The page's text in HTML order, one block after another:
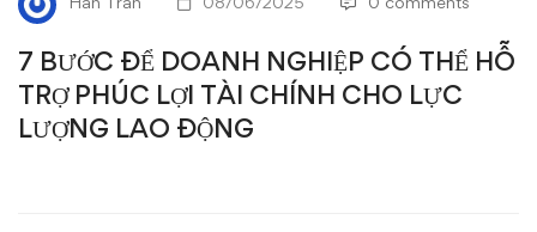
ĐỂ
DOANH
NGHIỆP
7 BƯỚC ĐỂ DOANH NGHIỆP CÓ THỂ HỖ
TRỢ PHÚC LỢI TÀI CHÍNH CHO LỰC
LƯỢNG LAO ĐỘNG